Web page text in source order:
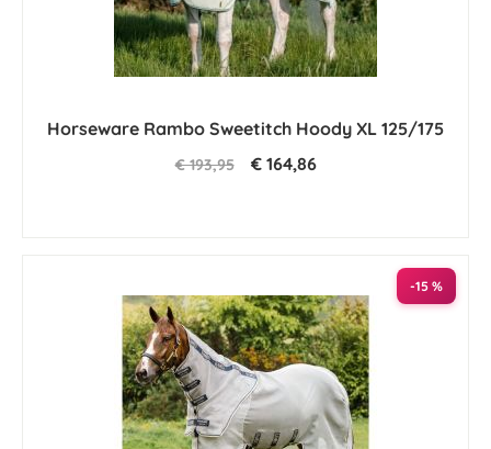
Horseware Rambo Sweetitch Hoody XL 125/175
€ 193,95 € 164,86
-15 %